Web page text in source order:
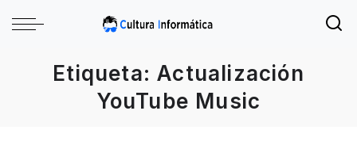
Etiqueta:Actualización
YouTube Music